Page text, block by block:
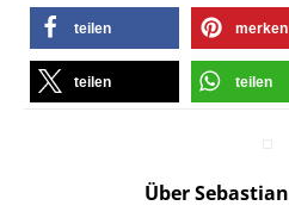
teilen merken
teilen teilen
Über Sebastian